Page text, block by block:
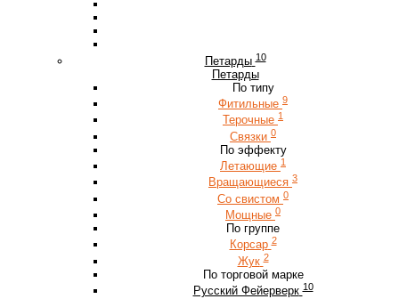
Петарды 10
Петарды
По типу
Фитильные 9
Терочные 1
Связки 0
По эффекту
Летающие 1
Вращающиеся 3
Со свистом 0
Мощные 0
По группе
Корсар 2
Жук 2
По торговой марке
Русский Фейерверк 10